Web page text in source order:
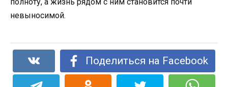
невыносимой.
Поделиться на Facebook